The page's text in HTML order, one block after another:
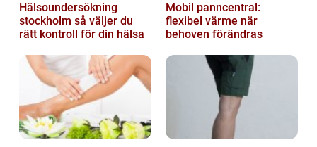
Hälsoundersökning
stockholm så väljer du
rätt kontroll för din hälsa
Mobil panncentral:
flexibel värme när
behoven förändras